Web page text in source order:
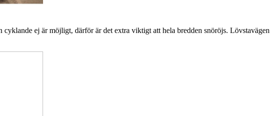
ej är möjligt, därför är det extra viktigt att hela bredden snöröjs. Lövstavägen